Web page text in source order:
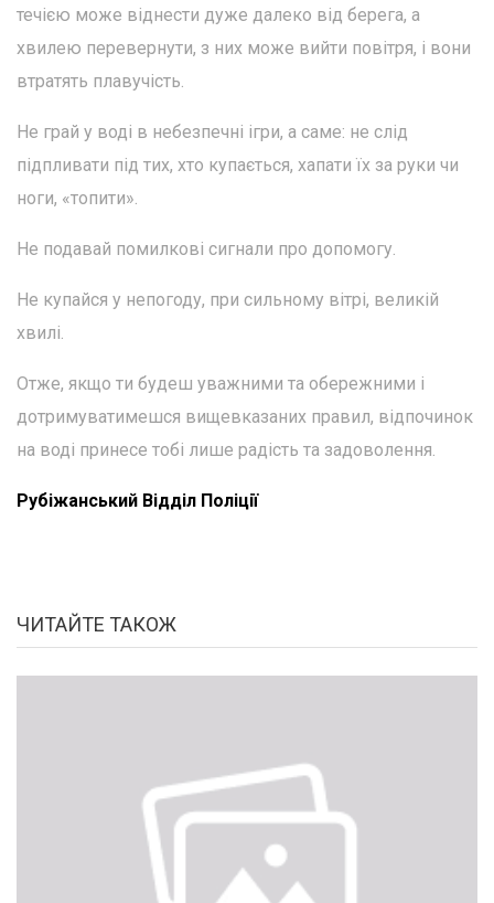
течією може віднести дуже далеко від берега, а
хвилею перевернути, з них може вийти повітря, і вони
втратять плавучість.
Не грай у воді в небезпечні ігри, а саме: не слід
підпливати під тих, хто купається, хапати їх за руки чи
ноги, «топити».
Не подавай помилкові сигнали про допомогу.
Не купайся у непогоду, при сильному вітрі, великій
хвилі.
Отже, якщо ти будеш уважними та обережними і
дотримуватимешся вищевказаних правил, відпочинок
на воді принесе тобі лише радість та задоволення.
Рубіжанський Відділ Поліції
ЧИТАЙТЕ ТАКОЖ